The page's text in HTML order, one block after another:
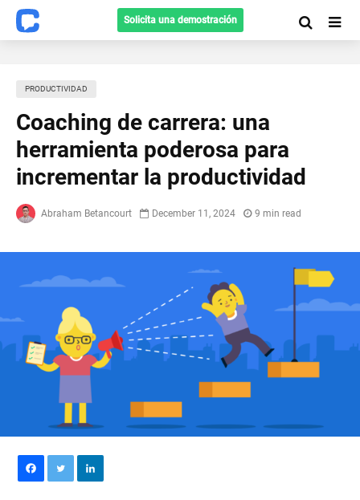
Solicita una demostración
PRODUCTIVIDAD
Coaching de carrera: una
herramienta poderosa para
incrementar la productividad
Abraham Betancourt December 11, 2024 9 min read